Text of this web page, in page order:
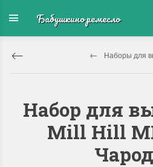
Бабушкино ремесло
Наборы для
Набор для
Mill Hill